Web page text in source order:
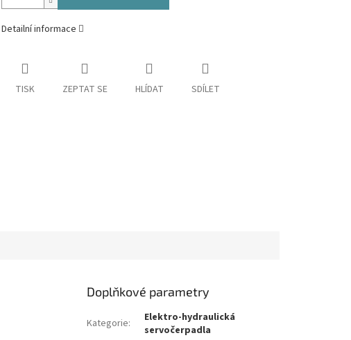
Detailní informace
TISK ZEPTAT SE HLÍDAT SDÍLET
Doplňkové parametry
Kategorie:
Elektro-hydraulická
servočerpadla